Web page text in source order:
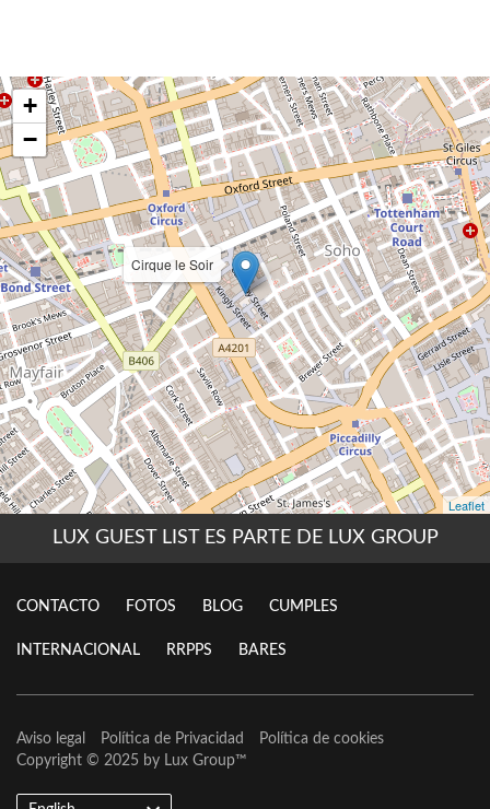
LUX GUEST LIST ES PARTE DE LUX GROUP
CONTACTO FOTOS BLOG CUMPLES
INTERNACIONAL RRPPS BARES
Aviso legal Política de Privacidad
Política de cookies
Copyright © 2025 by Lux Group™